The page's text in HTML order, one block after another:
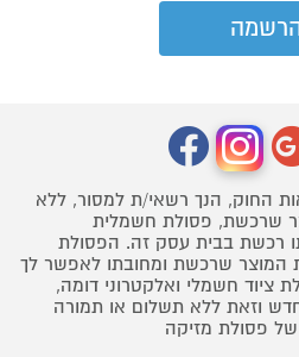
החוק, הנך רשאי/ת למסור, ללא
שרכשת, פסולת חשמלית
רכשת בבית עסק זה. הפסולת
המוצר שרכשת ומחובתו לאפשר לך
חשמלי ואלקטרוני דומה,
וזאת ללא תשלום או תמורה
פסולת מזיקה